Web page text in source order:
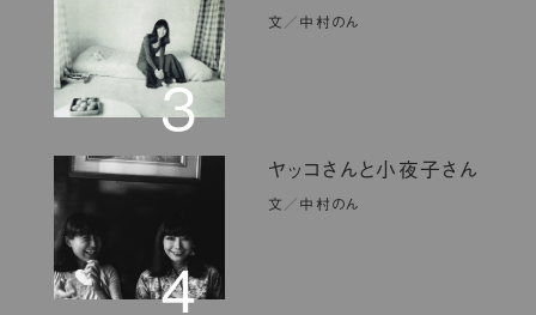
3
文／中村のん
４
ヤッコさんと小夜子さん
文／中村のん